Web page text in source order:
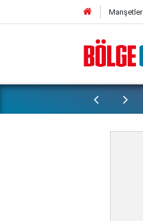
Manşetler
son kararı açıkladı!